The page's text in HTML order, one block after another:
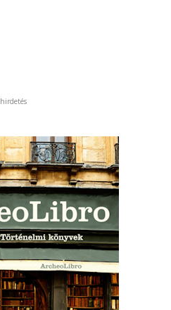
hirdetés